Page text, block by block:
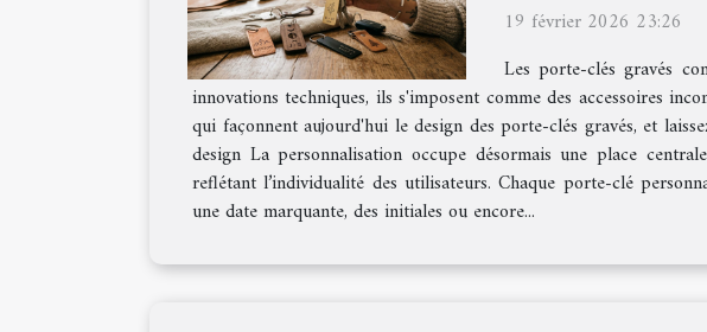
19 février 2026 23:26
Les porte-clés gravés
innovations techniques, ils s'imposent comme des accessoires
qui façonnent aujourd'hui le design des porte-clés gravés, et
design La personnalisation occupe désormais une place
reflétant l’individualité des utilisateurs. Chaque porte-clé
une date marquante, des initiales ou encore...